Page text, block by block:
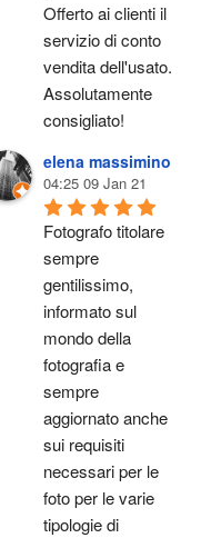
Offerto ai clienti il
servizio di conto
vendita dell'usato.
Assolutamente
consigliato!
elena massimino
04:25 09 Jan 21
Fotografo titolare
sempre
gentilissimo,
informato sul
mondo della
fotografia e
sempre
aggiornato anche
sui requisiti
necessari per le
foto per le varie
tipologie di